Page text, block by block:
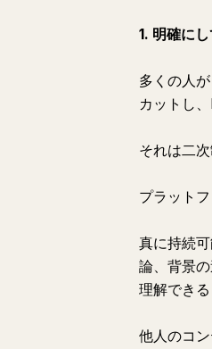
1. 明確に
多くの人
カットし
それは二
プラット
真に持続
論、背景
理解できる
他人のコ